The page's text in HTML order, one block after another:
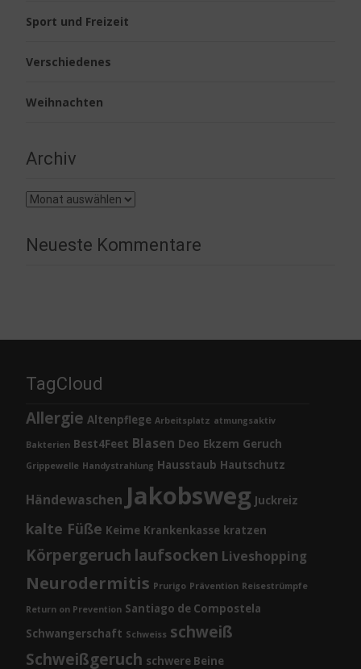
Sport und Freizeit
Verschiedenes
Weihnachten
Archiv
Archiv
Neueste Kommentare
TagCloud
Allergie Altenpflege Arbeitsplatz atmungsaktiv
Bakterien Best4Feet Blasen Deo Ekzem Geruch
Grippewelle Handystrahlung Hausstaub Hautschutz
Händewaschen Jakobsweg Juckreiz
kalte Füße Keime Krankenkasse kratzen
Körpergeruch laufsocken Liveshopping
Neurodermitis Prurigo Prävention Reisestrümpfe
Return on Prevention Santiago de Compostela
Schwangerschaft Schweiss schweiß
Schweißgeruch schwere Beine